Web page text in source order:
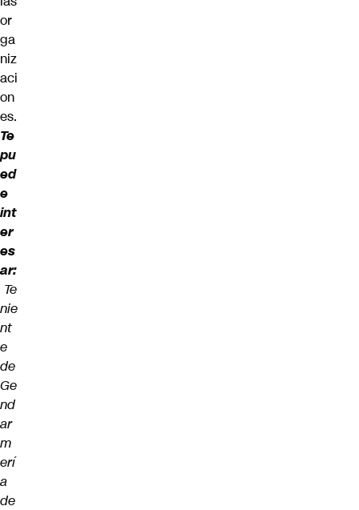
or
ga
niz
aci
on
es.
Te
pu
ed
e
int
er
es
ar:
Te
nie
nt
e
de
Ge
nd
ar
m
erí
a
de